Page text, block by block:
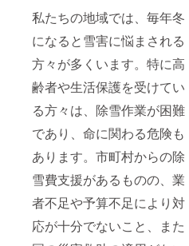
私たちの地域では、毎年冬
になると雪害に悩まされる
方々が多くいます。特に高
齢者や生活保護を受けてい
る方々は、除雪作業が困難
であり、命に関わる危険も
あります。市町村からの除
雪費支援があるものの、業
者不足や予算不足により対
応が十分でないこと、また